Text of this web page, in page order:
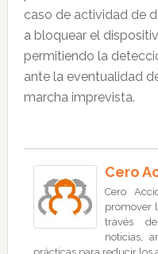
caso de actividad de
a bloquear el
permitiendo la
ante la eventualidad
marcha imprevista.
Cero
Cero
promover
través
noticias,